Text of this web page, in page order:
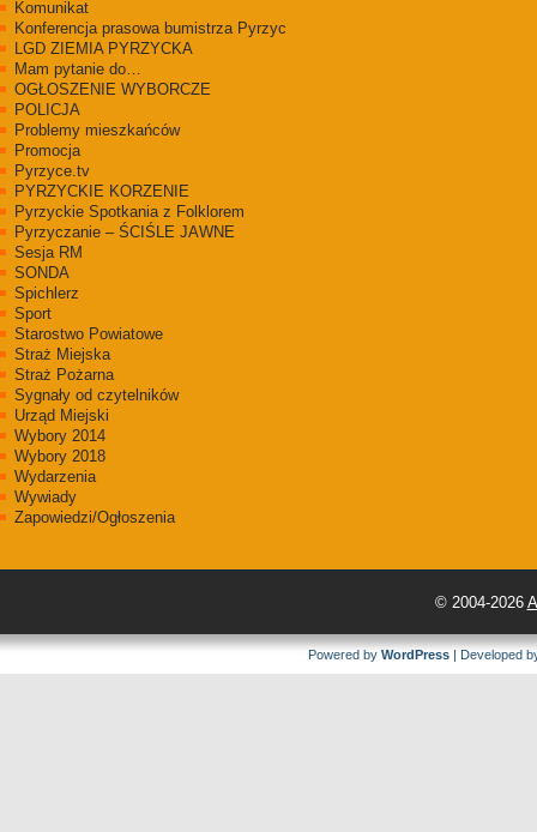
Komunikat
Konferencja prasowa bumistrza Pyrzyc
LGD ZIEMIA PYRZYCKA
Mam pytanie do…
OGŁOSZENIE WYBORCZE
POLICJA
Problemy mieszkańców
Promocja
Pyrzyce.tv
PYRZYCKIE KORZENIE
Pyrzyckie Spotkania z Folklorem
Pyrzyczanie – ŚCIŚLE JAWNE
Sesja RM
SONDA
Spichlerz
Sport
Starostwo Powiatowe
Straż Miejska
Straż Pożarna
Sygnały od czytelników
Urząd Miejski
Wybory 2014
Wybory 2018
Wydarzenia
Wywiady
Zapowiedzi/Ogłoszenia
© 2004-2026
Powered by WordPress | Developed